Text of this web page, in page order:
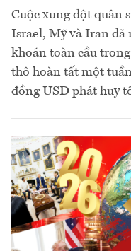
Cuộc xung đột quân
Israel, Mỹ và Iran đã
khoán toàn cầu
thô hoàn tất một
đồng USD phát huy